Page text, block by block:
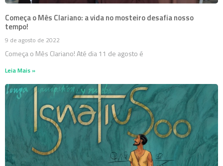
Começa o Mês Clariano: a vida no mosteiro desafia nosso
tempo!
9 de agosto de 2022
Começa o Mês Clariano! Até dia 11 de agosto é
Leia Mais »